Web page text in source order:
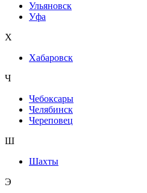
Ульяновск
Уфа
Х
Хабаровск
Ч
Чебоксары
Челябинск
Череповец
Ш
Шахты
Э